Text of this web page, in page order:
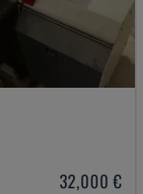
32,000 €